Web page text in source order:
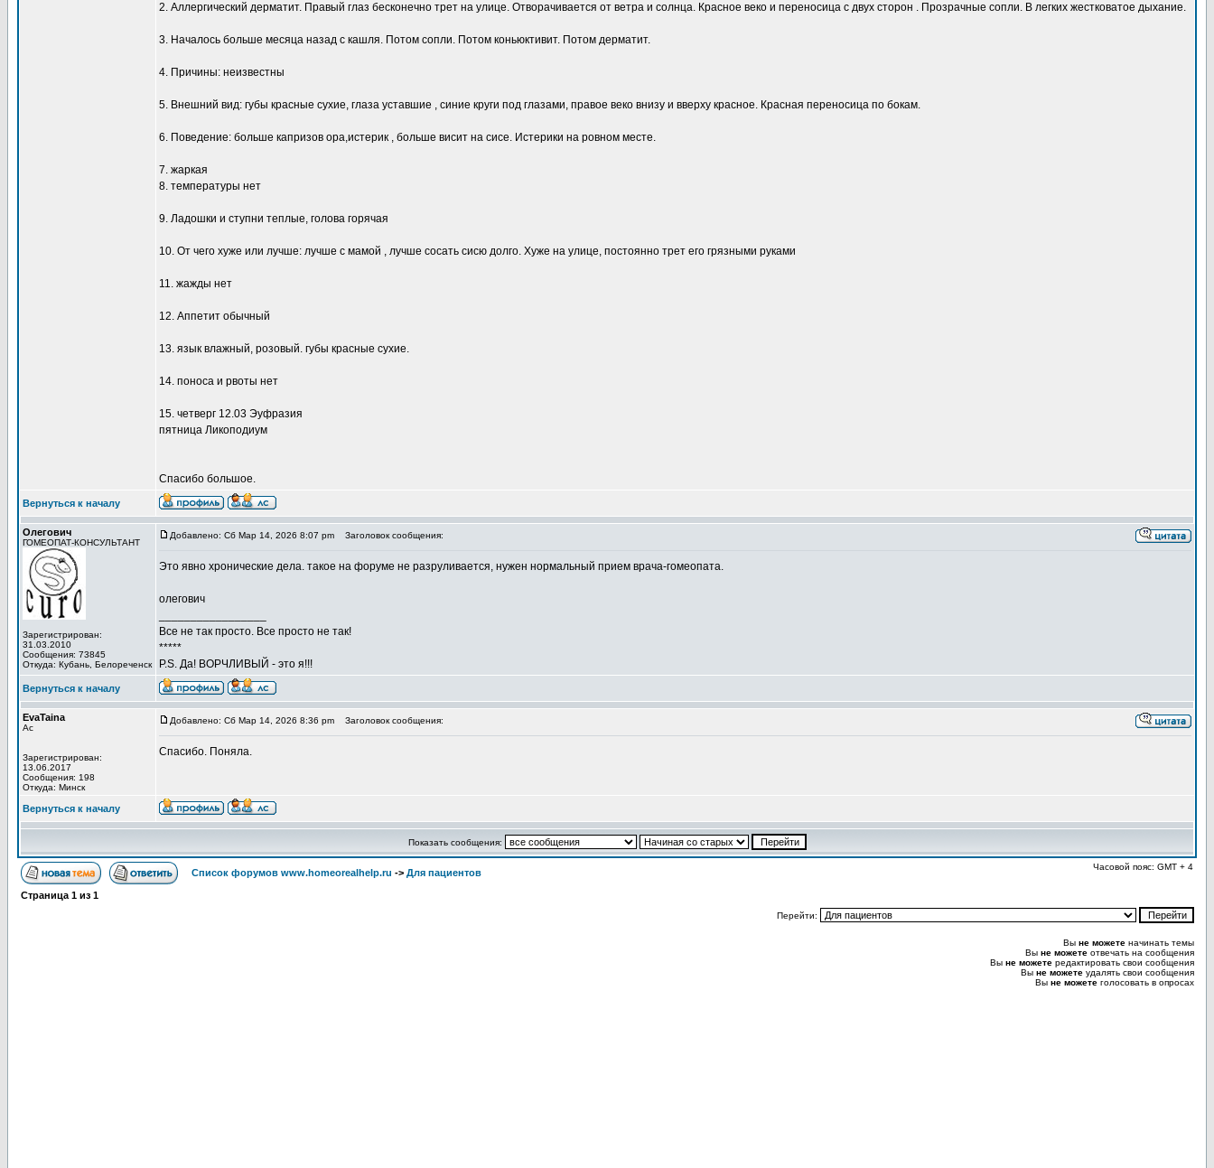
2. Аллергический дерматит. Правый глаз бесконечно трет на улице. Отворачивается от ветра и солнца. Красное веко и переносица с двух сторон . Прозрачные сопли. В легких жестковатое дыхание.
3. Началось больше месяца назад с кашля. Потом сопли. Потом коньюктивит. Потом дерматит.
4. Причины: неизвестны
5. Внешний вид: губы красные сухие, глаза уставшие , синие круги под глазами, правое веко внизу и вверху красное. Красная переносица по бокам.
6. Поведение: больше капризов ора,истерик , больше висит на сисе. Истерики на ровном месте.
7. жаркая
8. температуры нет
9. Ладошки и ступни теплые, голова горячая
10. От чего хуже или лучше: лучше с мамой , лучше сосать сисю долго. Хуже на улице, постоянно трет его грязными руками
11. жажды нет
12. Аппетит обычный
13. язык влажный, розовый. губы красные сухие.
14. поноса и рвоты нет
15. четверг 12.03 Эуфразия
пятница Ликоподиум
Спасибо большое.
Вернуться к началу
Олегович
ГОМЕОПАТ-КОНСУЛЬТАНТ
Зарегистрирован:
31.03.2010
Сообщения: 73845
Откуда: Кубань, Белореченск
Добавлено: Сб Мар 14, 2026 8:07 pm Заголовок сообщения:
Это явно хронические дела. такое на форуме не разруливается, нужен нормальный прием врача-гомеопата.
олегович
Все не так просто. Все просто не так!
*****
P.S. Да! ВОРЧЛИВЫЙ - это я!!!
Вернуться к началу
EvaTaina
Ас
Зарегистрирован:
13.06.2017
Сообщения: 198
Откуда: Минск
Добавлено: Сб Мар 14, 2026 8:36 pm Заголовок сообщения:
Спасибо. Поняла.
Вернуться к началу
Показать сообщения:
Список форумов www.homeorealhelp.ru -> Для пациентов
Часовой пояс: GMT + 4
Страница 1 из 1
Перейти:
Вы не можете начинать темы
Вы не можете отвечать на сообщения
Вы не можете редактировать свои сообщения
Вы не можете удалять свои сообщения
Вы не можете голосовать в опросах